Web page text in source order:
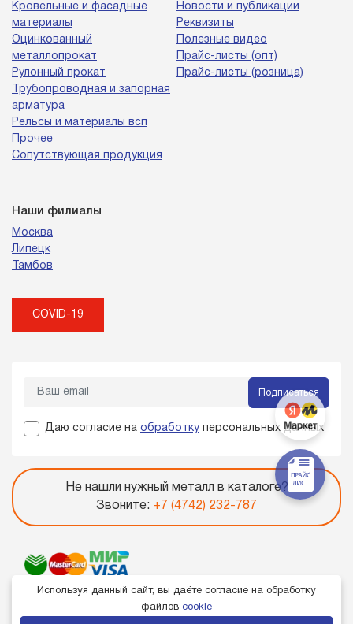
Кровельные и фасадные
материалы
Оцинкованный
металлопрокат
Рулонный прокат
Трубопроводная и запорная
арматура
Рельсы и материалы всп
Прочее
Сопутствующая продукция
Новости и публикации
Реквизиты
Полезные видео
Прайс-листы (опт)
Прайс-листы (розница)
Наши филиалы
Москва
Липецк
Тамбов
COVID-19
Подписаться
Даю согласие на обработку персональных данных
Не нашли нужный металл в каталоге?
Звоните: +7 (4742) 232-787
Используя данный сайт, вы даёте согласие на обработку
файлов cookie